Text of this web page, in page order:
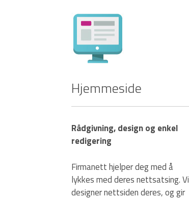
Hjemmeside
Rådgivning, design og enkel
redigering
Firmanett hjelper deg med å
lykkes med deres nettsatsing. Vi
designer nettsiden deres, og gir